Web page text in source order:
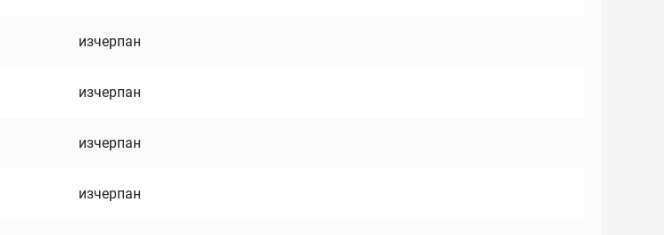
изчерпан
изчерпан
изчерпан
изчерпан